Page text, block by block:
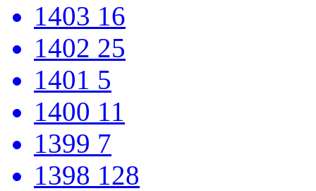
1403 16
1402 25
1401 5
1400 11
1399 7
1398 128